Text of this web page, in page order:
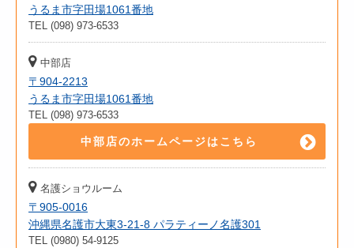
うるま市字田場1061番地
TEL (098) 973-6533
中部店
〒904-2213
うるま市字田場1061番地
TEL (098) 973-6533
中部店のホームページはこちら
名護ショウルーム
〒905-0016
沖縄県名護市大東3-21-8 パラティーノ名護301
TEL (0980) 54-9125